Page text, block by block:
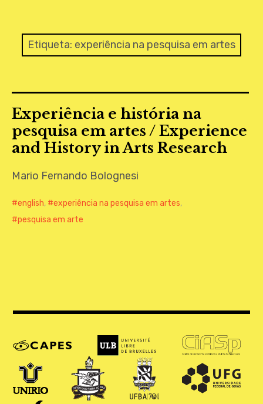
LINKS
MAPEAMENTO
REVISTA IEPA
CONTATO
Etiqueta: experiência na pesquisa em artes
Experiência e história na
pesquisa em artes / Experience
and History in Arts Research
Mario Fernando Bolognesi
english, experiência na pesquisa em artes,
pesquisa em arte